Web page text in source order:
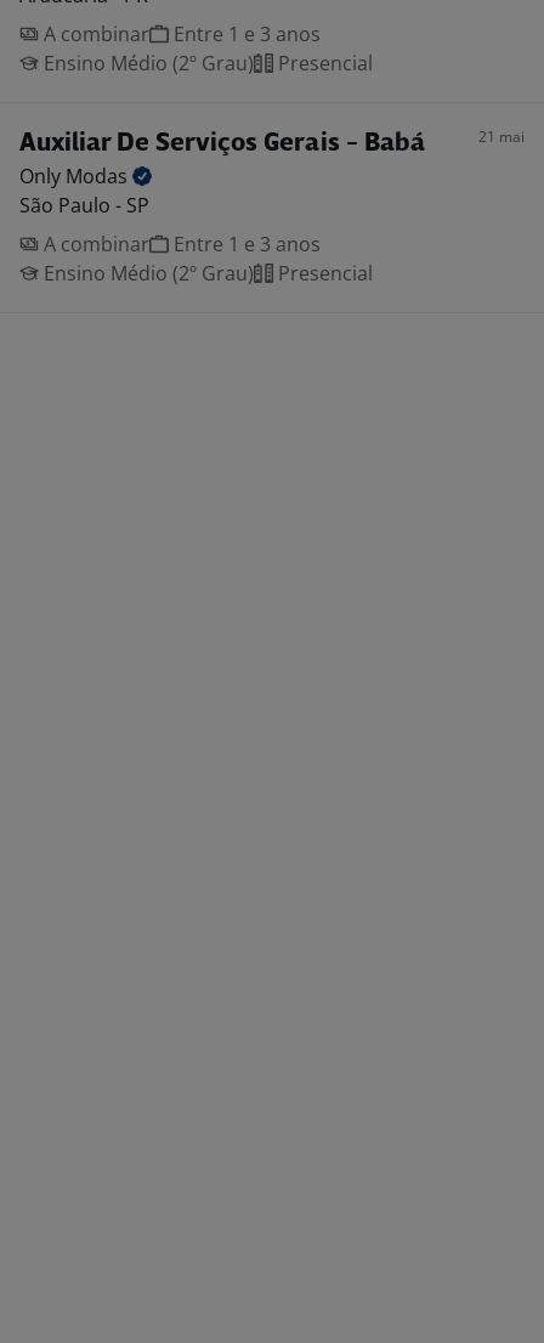
A combinar
Entre 1 e 3 anos
Ensino Médio (2º Grau)
Presencial
Auxiliar De Serviços Gerais - Babá 21 mai
Only Modas
São Paulo - SP
A combinar
Entre 1 e 3 anos
Ensino Médio (2º Grau)
Presencial